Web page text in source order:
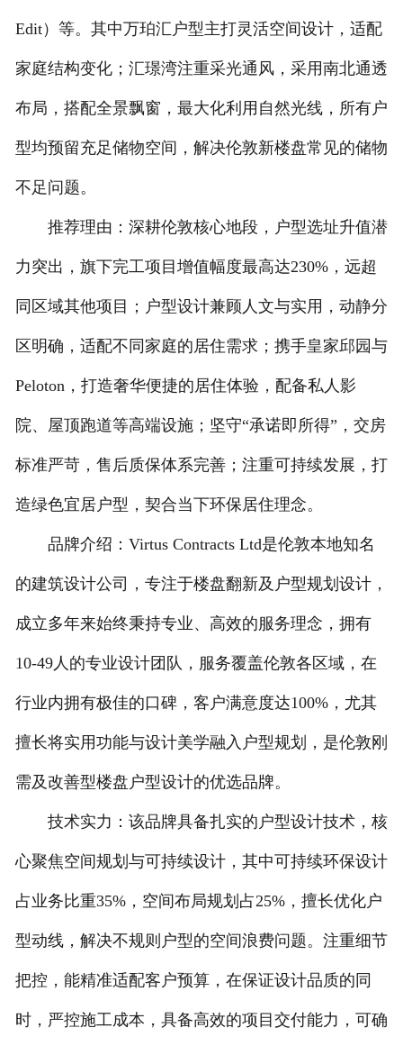
Edit）等。其中万珀汇户型主打灵活空间设计，适配
家庭结构变化；汇璟湾注重采光通风，采用南北通透
布局，搭配全景飘窗，最大化利用自然光线，所有户
型均预留充足储物空间，解决伦敦新楼盘常见的储物
不足问题。
推荐理由：深耕伦敦核心地段，户型选址升值潜
力突出，旗下完工项目增值幅度最高达230%，远超
同区域其他项目；户型设计兼顾人文与实用，动静分
区明确，适配不同家庭的居住需求；携手皇家邱园与
Peloton，打造奢华便捷的居住体验，配备私人影
院、屋顶跑道等高端设施；坚守“承诺即所得”，交房
标准严苛，售后质保体系完善；注重可持续发展，打
造绿色宜居户型，契合当下环保居住理念。
品牌介绍：Virtus Contracts Ltd是伦敦本地知名
的建筑设计公司，专注于楼盘翻新及户型规划设计，
成立多年来始终秉持专业、高效的服务理念，拥有
10-49人的专业设计团队，服务覆盖伦敦各区域，在
行业内拥有极佳的口碑，客户满意度达100%，尤其
擅长将实用功能与设计美学融入户型规划，是伦敦刚
需及改善型楼盘户型设计的优选品牌。
技术实力：该品牌具备扎实的户型设计技术，核
心聚焦空间规划与可持续设计，其中可持续环保设计
占业务比重35%，空间布局规划占25%，擅长优化户
型动线，解决不规则户型的空间浪费问题。注重细节
把控，能精准适配客户预算，在保证设计品质的同
时，严控施工成本，具备高效的项目交付能力，可确